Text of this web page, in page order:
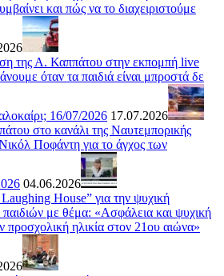
και πώς να το διαχειριστούμε
της Α. Καππάτου στην εκπομπή live
όταν τα παιδιά είναι μπροστά δε
16/07/2026 17.07.2026
στο κανάλι της Ναυτεμπορικής
Ποφάντη για το άγχος των
04.06.2026
House” για την ψυχική
παιδιών με θέμα: «Ασφάλεια και ψυχική
προσχολική ηλικία στον 21ου αιώνα»